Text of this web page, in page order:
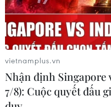
Môi trường làm việc của
nhất vì quá tải, nguy hiểm
lây nhiễm như hóa chất,
siêu âm...
vietnamplus.vn
Nhận định Singapore
7/8): Cuộc quyết đấu